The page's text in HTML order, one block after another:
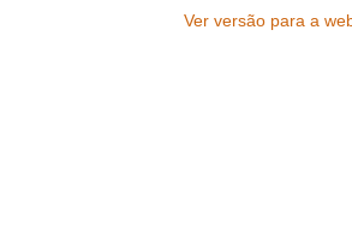
Ver versão para a